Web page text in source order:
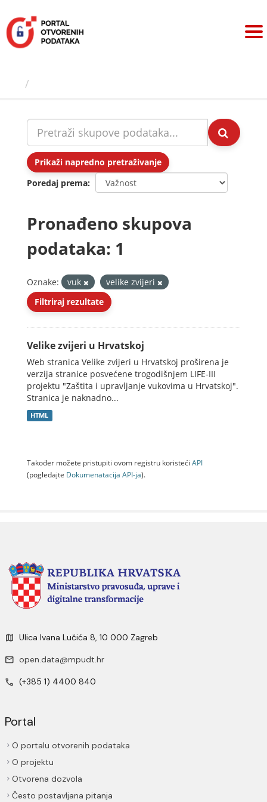
sadržaj
Prikaži napredno pretraživanje
Poredaj prema
Pronađeno skupova
podataka: 1
Oznake: vuk
velike zvijeri
Filtriraj rezultate
Velike zvijeri u Hrvatskoj
Web stranica Velike zvijeri u Hrvatskoj proširena je
verzija stranice posvećene trogodišnjem LIFE-III
projektu "Zaštita i upravljanje vukovima u Hrvatskoj".
Stranica je naknadno...
HTML
Također možete pristupiti ovom registru koristeći API
(pogledajte Dokumenаtаcijа API-jа).